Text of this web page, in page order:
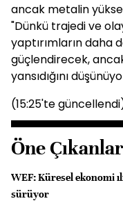
ancak metalin
"Dünkü trajedi ve
yaptırımların daha
güçlendirecek,
yansıdığını
(15:25'te
Öne Çıkanlar
WEF: Küresel ekonomi
sürüyor